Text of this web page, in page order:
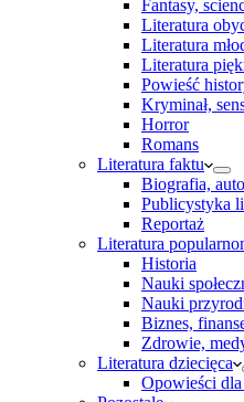
Fantasy,
Literatura
Literatura
Literatura
Powieść
Kryminał,
Horror
Romans
Literatura faktu
Biografia,
Publicystyka
Reportaż
Literatura
Historia
Nauki
Nauki
Biznes,
Zdrowie,
Literatura dziecięca
Opowieści dla